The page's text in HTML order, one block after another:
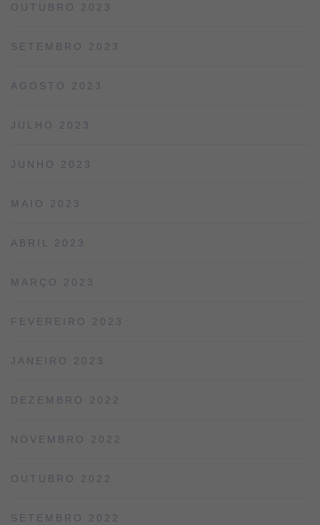
OUTUBRO 2023
SETEMBRO 2023
AGOSTO 2023
JULHO 2023
JUNHO 2023
MAIO 2023
ABRIL 2023
MARÇO 2023
FEVEREIRO 2023
JANEIRO 2023
DEZEMBRO 2022
NOVEMBRO 2022
OUTUBRO 2022
SETEMBRO 2022